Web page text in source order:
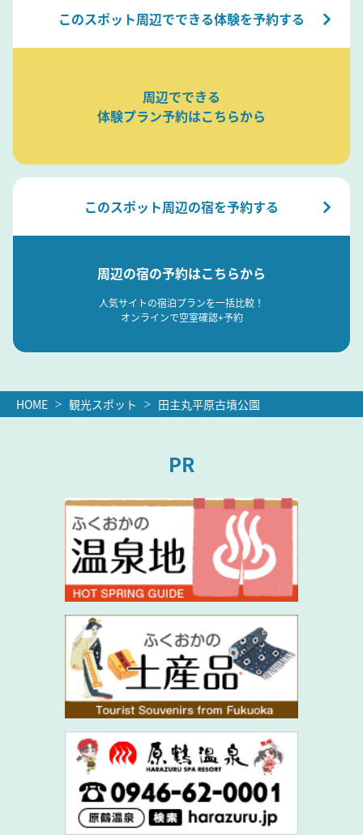
このスポット周辺でできる体験を予約する
周辺でできる
体験プラン予約はこちらから
このスポット周辺の宿を予約する
周辺の宿の予約はこちらから
人気サイトの宿泊プランを一括比較！
オンラインで空室確認+予約
HOME 観光スポット 田主丸平原古墳公園
PR